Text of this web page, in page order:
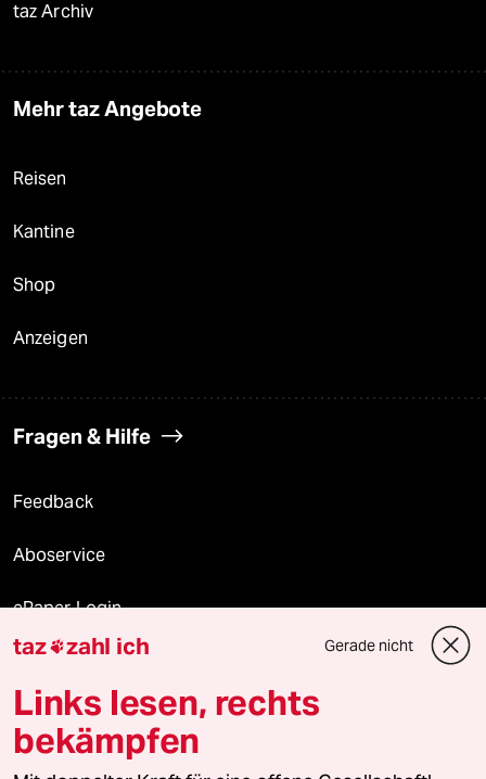
taz Archiv
Mehr taz Angebote
Reisen
Kantine
Shop
Anzeigen
Fragen & Hilfe
Feedback
Aboservice
ePaper Login
Downloads für Abonnierende
© 2026 taz Verlags und Vertriebs GmbH
taz zahl ich Gerade nicht
Links lesen, rechts
bekämpfen